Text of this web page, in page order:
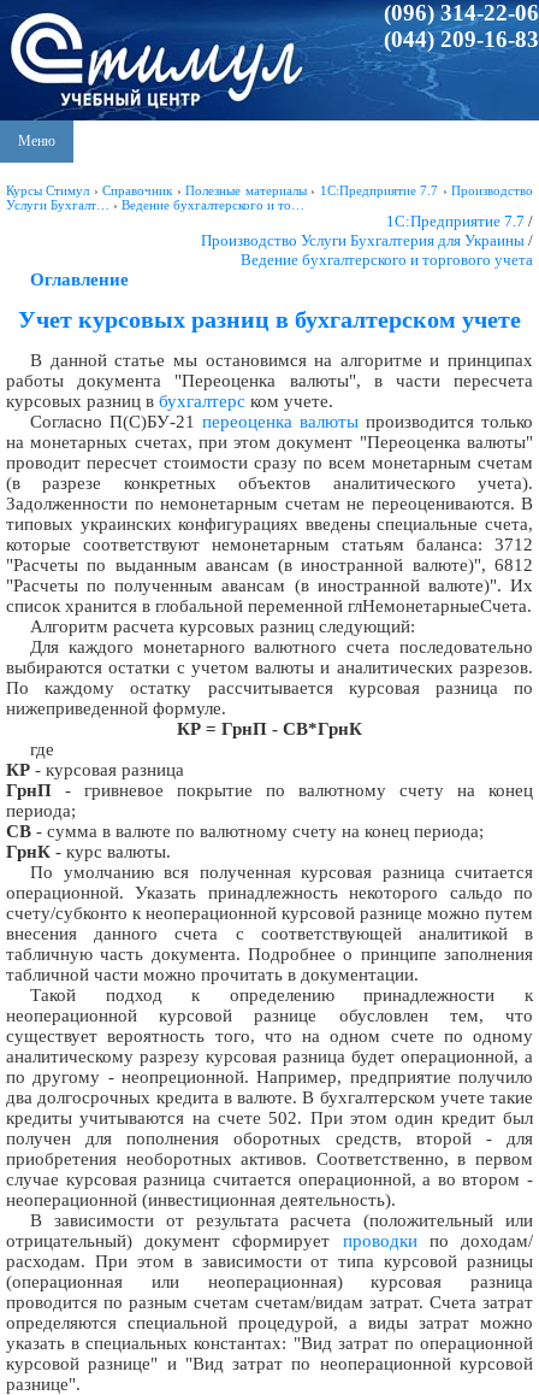
(096) 314-22-06
(044) 209-16-83
Меню
Курсы Стимул ›Справочник ›Полезные материалы› 1С:Предприятие 7.7 ›Производство
Услуги Бухгалт…
› Ведение бухгалтерского и то…
1С:Предприятие 7.7 /
Производство Услуги Бухгалтерия для Украины /
Ведение бухгалтерского и торгового учета
Оглавление
Учет курсовых разниц в бухгалтерском учете
В данной статье мы остановимся на алгоритме и принципах
работы документа "Переоценка валюты", в части пересчета
курсовых разниц в бухгалтерс ком учете.
Согласно П(С)БУ-21 переоценка валюты производится только
на монетарных счетах, при этом документ "Переоценка валюты"
проводит пересчет стоимости сразу по всем монетарным счетам
(в разрезе конкретных объектов аналитического учета).
Задолженности по немонетарным счетам не переоцениваются. В
типовых украинских конфигурациях введены специальные счета,
которые соответствуют немонетарным статьям баланса: 3712
"Расчеты по выданным авансам (в иностранной валюте)", 6812
"Расчеты по полученным авансам (в иностранной валюте)". Их
список хранится в глобальной переменной глНемонетарныеСчета.
Алгоритм расчета курсовых разниц следующий:
Для каждого монетарного валютного счета последовательно
выбираются остатки с учетом валюты и аналитических разрезов.
По каждому остатку рассчитывается курсовая разница по
нижеприведенной формуле.
КР = ГрнП - СВ*ГрнК
где
КР - курсовая разница
ГрнП - гривневое покрытие по валютному счету на конец
периода;
СВ - сумма в валюте по валютному счету на конец периода;
ГрнК - курс валюты.
По умолчанию вся полученная курсовая разница считается
операционной. Указать принадлежность некоторого сальдо по
счету/субконто к неоперационной курсовой разнице можно путем
внесения данного счета с соответствующей аналитикой в
табличную часть документа. Подробнее о принципе заполнения
табличной части можно прочитать в документации.
Такой подход к определению принадлежности к
неоперационной курсовой разнице обусловлен тем, что
существует вероятность того, что на одном счете по одному
аналитическому разрезу курсовая разница будет операционной, а
по другому - неопреционной. Например, предприятие получило
два долгосрочных кредита в валюте. В бухгалтерском учете такие
кредиты учитываются на счете 502. При этом один кредит был
получен для пополнения оборотных средств, второй - для
приобретения необоротных активов. Соответственно, в первом
случае курсовая разница считается операционной, а во втором -
неоперационной (инвестиционная деятельность).
В зависимости от результата расчета (положительный или
отрицательный) документ сформирует проводкипо доходам/
расходам. При этом в зависимости от типа курсовой разницы
(операционная или неоперационная) курсовая разница
проводится по разным счетам счетам/видам затрат. Счета затрат
определяются специальной процедурой, а виды затрат можно
указать в специальных константах: "Вид затрат по операционной
курсовой разнице" и "Вид затрат по неоперационной курсовой
разнице".